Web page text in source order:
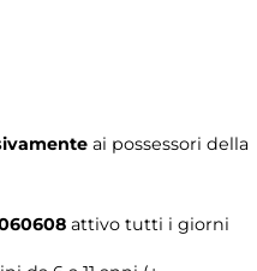
ai possessori della
attivo tutti i giorni